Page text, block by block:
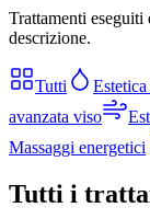
Trattamenti eseguiti
descrizione.
Tutti
avanzata viso
Massaggi energetici
Tutti i